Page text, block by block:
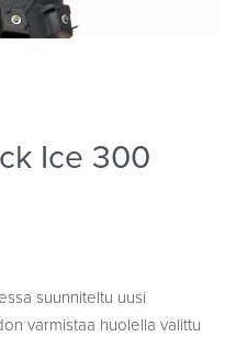
Ice 300
suunniteltu uusi
varmistaa huolella valittu